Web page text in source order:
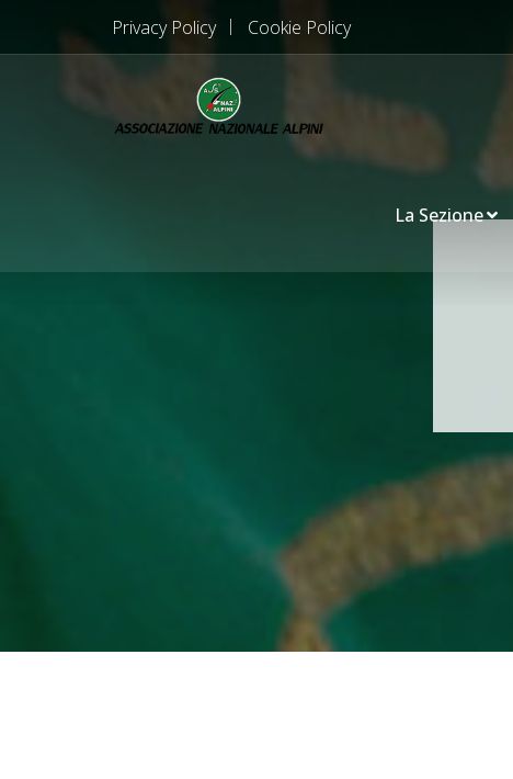
Privacy Policy Cookie Policy
La Sezione